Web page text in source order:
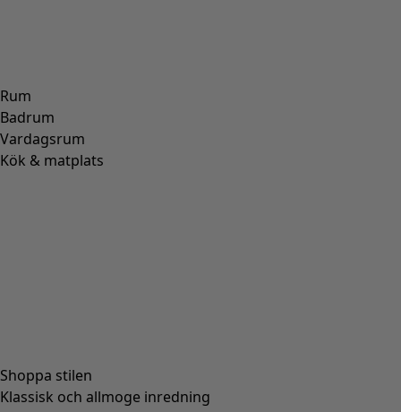
Rum
Badrum
Vardagsrum
Kök & matplats
Shoppa stilen
Klassisk och allmoge inredning